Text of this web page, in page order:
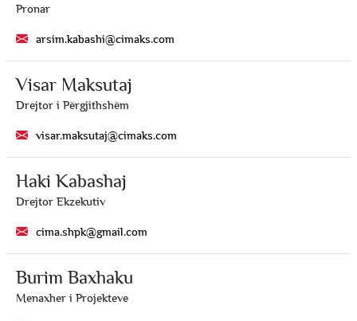
Pronar
arsim.kabashi@cimaks.com
Visar Maksutaj
Drejtor i Përgjithshëm
visar.maksutaj@cimaks.com
Haki Kabashaj
Drejtor Ekzekutiv
cima.shpk@gmail.com
Burim Baxhaku
Menaxher i Projekteve